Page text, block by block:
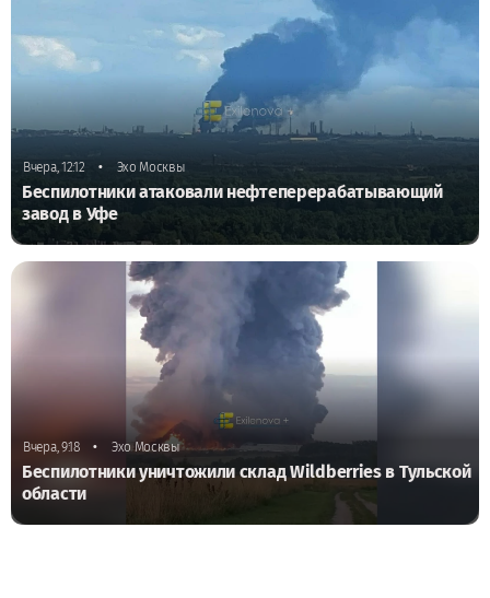
Вчера, 12:12 • Эхо Москвы
Беспилотники атаковали нефтеперерабатывающий
завод в Уфе
Вчера, 9:18 • Эхо Москвы
Беспилотники уничтожили склад Wildberries в Тульской
области